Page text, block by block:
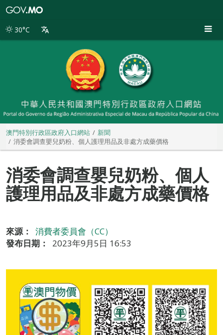
別
30°C
澳門特別行政區政府入口網站
新聞
消委會調查嬰兒奶粉、個人護理用品及非處方成藥價格
消委會調查嬰兒奶粉、個人
護理用品及非處方成藥價格
來源：
消費者委員會（CC）
發布日期：
2023年9月5日 16:53